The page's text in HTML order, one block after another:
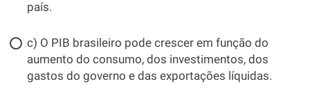
país.
c) O PIB brasileiro pode crescer em função do
aumento do consumo, dos investimentos, dos
gastos do governo e das exportações líquidas.